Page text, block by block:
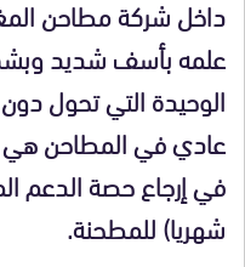
داخل شركة مطاحن
علمه بأسف شديد
الوحيدة التي تحول
عادي في المطاحن هي
في إرجاع حصة الدعم المعلومة
شهريا) للمطحنة.